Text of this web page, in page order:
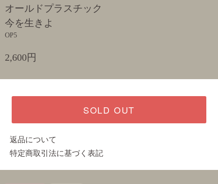
オールドプラスチック
今を生きよ
OP5
2,600円
SOLD OUT
返品について
特定商取引法に基づく表記